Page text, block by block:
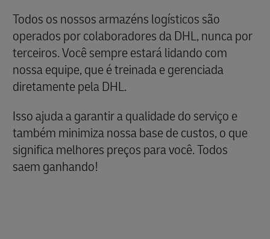
Todos os nossos armazéns logísticos são
operados por colaboradores da DHL, nunca por
terceiros. Você sempre estará lidando com
nossa equipe, que é treinada e gerenciada
diretamente pela DHL.
Isso ajuda a garantir a qualidade do serviço e
também minimiza nossa base de custos, o que
significa melhores preços para você. Todos
saem ganhando!